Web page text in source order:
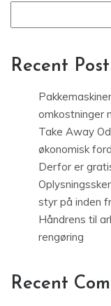
Recent
omkostninger
Take Away
økonomisk
Derfor er
styr på inden
Håndrens til
rengøring
Recent